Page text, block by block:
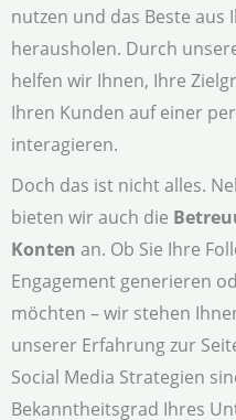
nutzen und das Beste aus
herausholen. Durch
helfen wir Ihnen, Ihre
Ihren Kunden auf einer
interagieren.
Doch das ist nicht alles.
bieten wir auch die
Konten an. Ob Sie Ihre
Engagement generieren
möchten – wir stehen
unserer Erfahrung zur
Social Media Strategien
Bekanntheitsgrad Ihres